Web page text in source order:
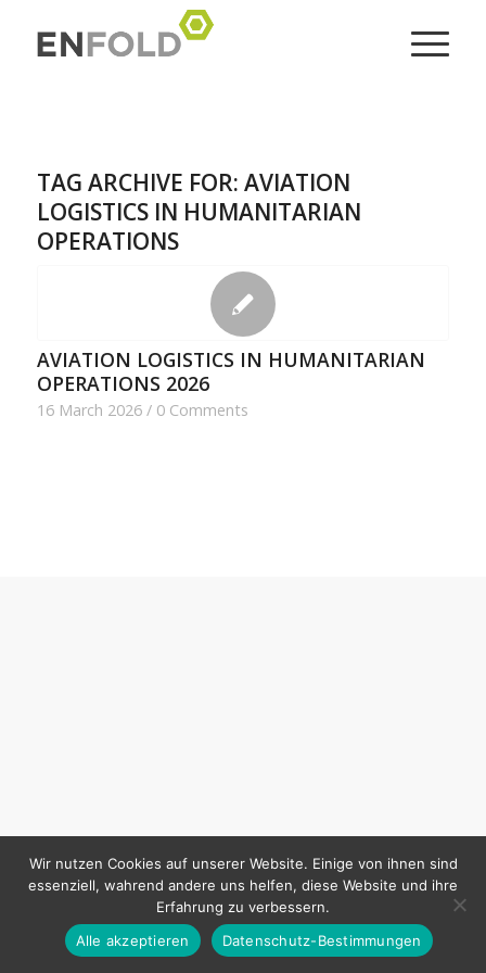
TAG ARCHIVE FOR: AVIATION
LOGISTICS IN HUMANITARIAN
OPERATIONS
AVIATION LOGISTICS IN HUMANITARIAN
OPERATIONS 2026
16 March 2026 / 0 Comments
Wir nutzen Cookies auf unserer Website. Einige von ihnen sind
essenziell, wahrend andere uns helfen, diese Website und ihre
Erfahrung zu verbessern.
Alle akzeptieren
Datenschutz-Bestimmungen